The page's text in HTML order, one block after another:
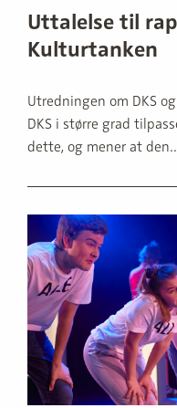
Uttalelse til
Kulturtanken
Utredningen om DKS
DKS i større grad
dette, og mener at